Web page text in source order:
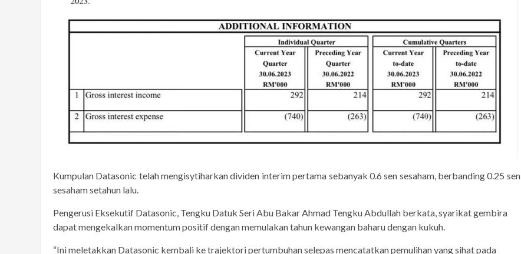
Kumpulan Datasonic telah mengisytiharkan dividen interim pertama sebanyak 0.6 sen sesaham, berbanding 0.25 sen
sesaham setahun lalu.
Pengerusi Eksekutif Datasonic, Tengku Datuk Seri Abu Bakar Ahmad Tengku Abdullah berkata, syarikat gembira
dapat mengekalkan momentum positif dengan memulakan tahun kewangan baharu dengan kukuh.
“Ini meletakkan Datasonic kembali ke trajektori pertumbuhan selepas mencatatkan pemulihan yang sihat pada